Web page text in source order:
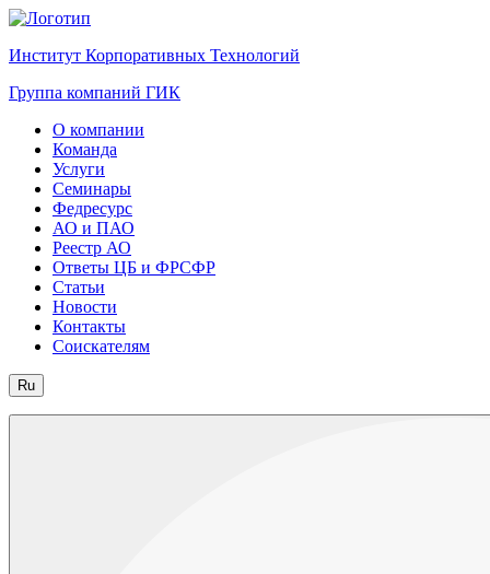
Институт Корпоративных Технологий
Группа компаний ГИК
О компании
Команда
Услуги
Семинары
Федресурс
АО и ПАО
Реестр АО
Ответы ЦБ и ФРСФР
Статьи
Новости
Контакты
Соискателям
Ru